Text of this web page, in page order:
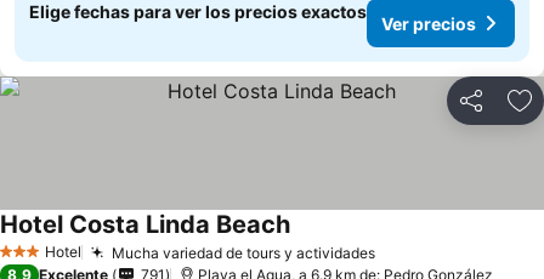
Elige fechas para ver los precios exactos
Ver precios
Compartir
3 Estrellas
Hotel Mucha variedad de tours y actividades
Hotel Costa Linda Beach
8,9 Excelente 791 Playa el Agua, a 6.9 km de: Pedro González